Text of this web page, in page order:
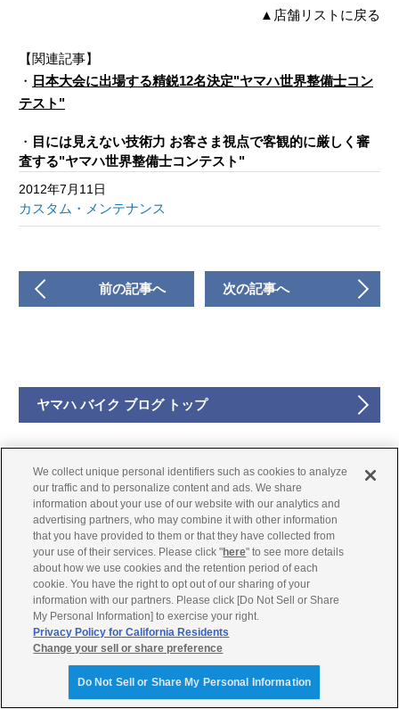
▲ 店舗リストに戻る
【関連記事】
・ 日本大会に出場する精鋭12名決定"ヤマハ世界整備士コン
テスト"
・ 目には見えない技術力 お客さま視点で客観的に厳しく審
査する"ヤマハ世界整備士コンテスト"
2012年7月11日
カスタム・メンテナンス
前の記事へ 次の記事へ
ヤマハ バイク ブログ トップ
企業サイト
製品・事業
ご利用規約
We collect unique personal identifiers such as cookies to analyze
our traffic and to personalize content and ads. We share
information about your use of our website with our analytics and
advertising partners, who may combine it with other information
that you have provided to them or that they have collected from
your use of their services. Please click "here" to see more details
about how we use cookies and the retention period of each
cookie. You have the right to opt out of our sharing of your
information with our partners. Please click [Do Not Sell or Share
My Personal Information] to exercise your right.
Privacy Policy for California Residents
Change your sell or share preference
Do Not Sell or Share My Personal Information